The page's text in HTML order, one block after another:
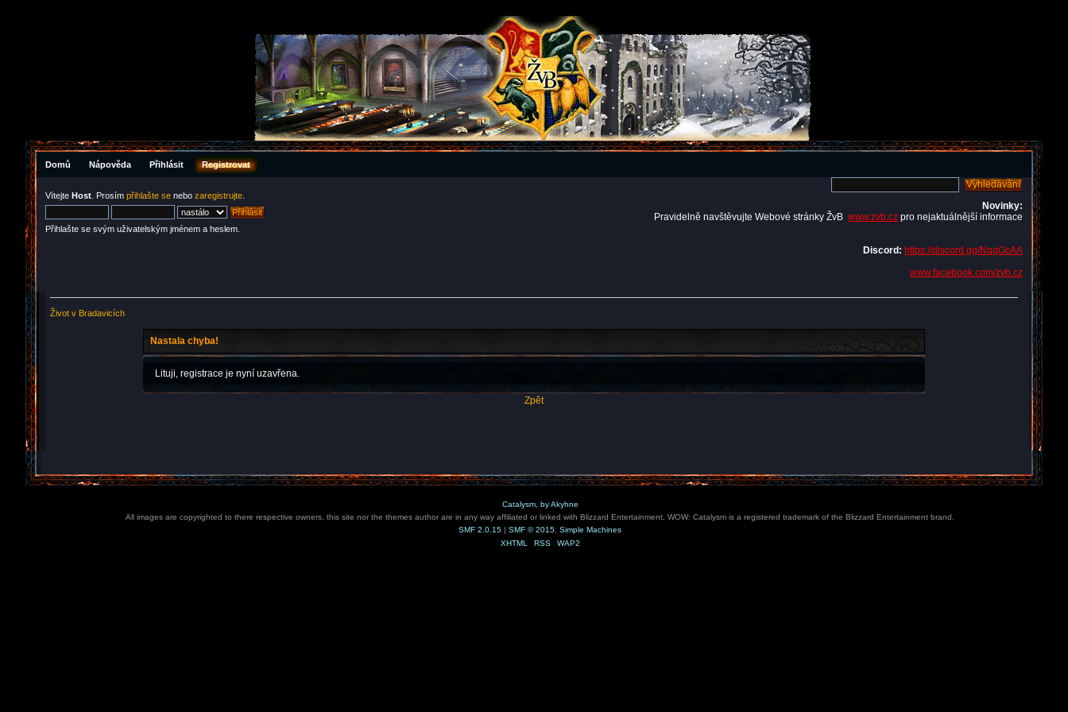
Domů Nápověda Přihlásit Registrovat
Vítejte Host . Prosím přihlašte se nebo zaregistrujte
Přihlašte se svým uživatelským jménem a heslem.
Novinky:
Pravidelně navštěvujte Webové stránky ŽvB www.zvb.cz pro nejaktuálnější informace
Discord: https://discord.gg/NqqGcAA
www.facebook.com/zvb.cz
Život v Bradavicích
Nastala chyba!
Lituji, registrace je nyní uzavřena.
Zpět
Catalysm, by Akyhne
All images are copyrighted to there respective owners, this site nor the themes author are in any way affiliated or linked with Blizzard Entertainment, WOW: Catalysm is a registered trademark of the Blizzard Entertainment brand.
SMF 2.0.15
SMF © 2015, Simple Machines
XHTML
RSS WAP2